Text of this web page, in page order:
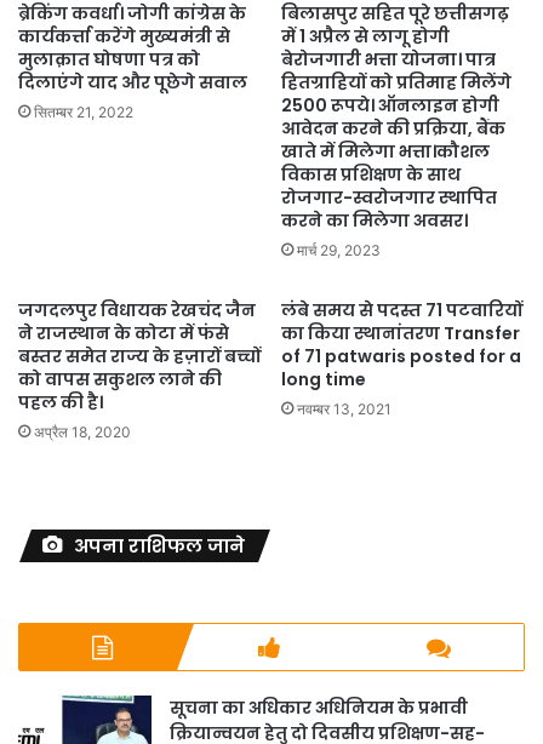
ब्रेकिंग कवर्धा। जोगी कांग्रेस के
कार्यकर्त्ता करेंगे मुख्यमंत्री से
मुलाक़ात घोषणा पत्र को
दिलाएंगे याद और पूछेगे सवाल
सितम्बर 21, 2022
बिलासपुर सहित पूरे छत्तीसगढ़
में 1 अप्रैल से लागू होगी
बेरोजगारी भत्ता योजना। पात्र
हितग्राहियों को प्रतिमाह मिलेंगे
2500 रूपये। ऑनलाइन होगी
आवेदन करने की प्रक्रिया, बैंक
खाते में मिलेगा भत्ता।कौशल
विकास प्रशिक्षण के साथ
रोजगार-स्वरोजगार स्थापित
करने का मिलेगा अवसर।
मार्च 29, 2023
जगदलपुर विधायक रेखचंद जैन
ने राजस्थान के कोटा में फंसे
बस्तर समेत राज्य के हज़ारों बच्चों
को वापस सकुशल लाने की
पहल की है।
अप्रैल 18, 2020
लंबे समय से पदस्त 71 पटवारियों
का किया स्थानांतरण Transfer
of 71 patwaris posted for a
long time
नवम्बर 13, 2021
अपना राशिफल जाने
सूचना का अधिकार अधिनियम के प्रभावी
क्रियान्वयन हेतु दो दिवसीय प्रशिक्षण-सह-